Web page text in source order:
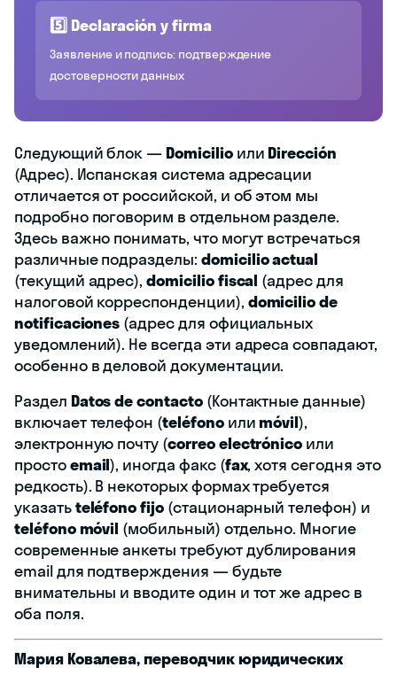
5️⃣ Declaración y firma
Заявление и подпись: подтверждение
достоверности данных
Следующий блок —DomicilioилиDirección
(Адрес). Испанская система адресации
отличается от российской, и об этом мы
подробно поговорим в отдельном разделе.
Здесь важно понимать, что могут встречаться
различные подразделы: domicilio actual
(текущий адрес),domicilio fiscal (адрес для
налоговой корреспонденции), domicilio de
notificaciones (адрес для официальных
уведомлений). Не всегда эти адреса совпадают,
особенно в деловой документации.
Раздел Datos de contacto(Контактные данные)
включает телефон (teléfonoилиmóvil),
электронную почту (correo electrónico или
простоemail), иногда факс (fax, хотя сегодня это
редкость). В некоторых формах требуется
указатьteléfono fijo(стационарный телефон) и
teléfono móvil (мобильный) отдельно. Многие
современные анкеты требуют дублирования
email для подтверждения — будьте
внимательны и вводите один и тот же адрес в
оба поля.
Мария Ковалева, переводчик юридических